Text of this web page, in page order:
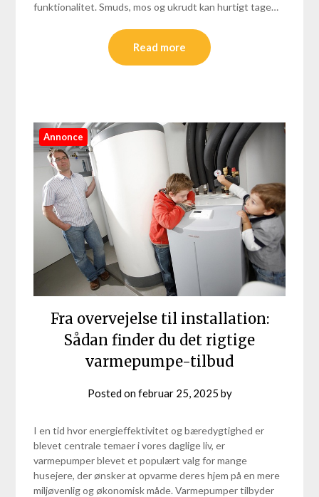
funktionalitet. Smuds, mos og ukrudt kan hurtigt tage…
Read more
Annonce
Fra overvejelse til installation:
Sådan finder du det rigtige
varmepumpe-tilbud
Posted onfebruar 25, 2025 by
I en tid hvor energieffektivitet og bæredygtighed er
blevet centrale temaer i vores daglige liv, er
varmepumper blevet et populært valg for mange
husejere, der ønsker at opvarme deres hjem på en mere
miljøvenlig og økonomisk måde. Varmepumper tilbyder